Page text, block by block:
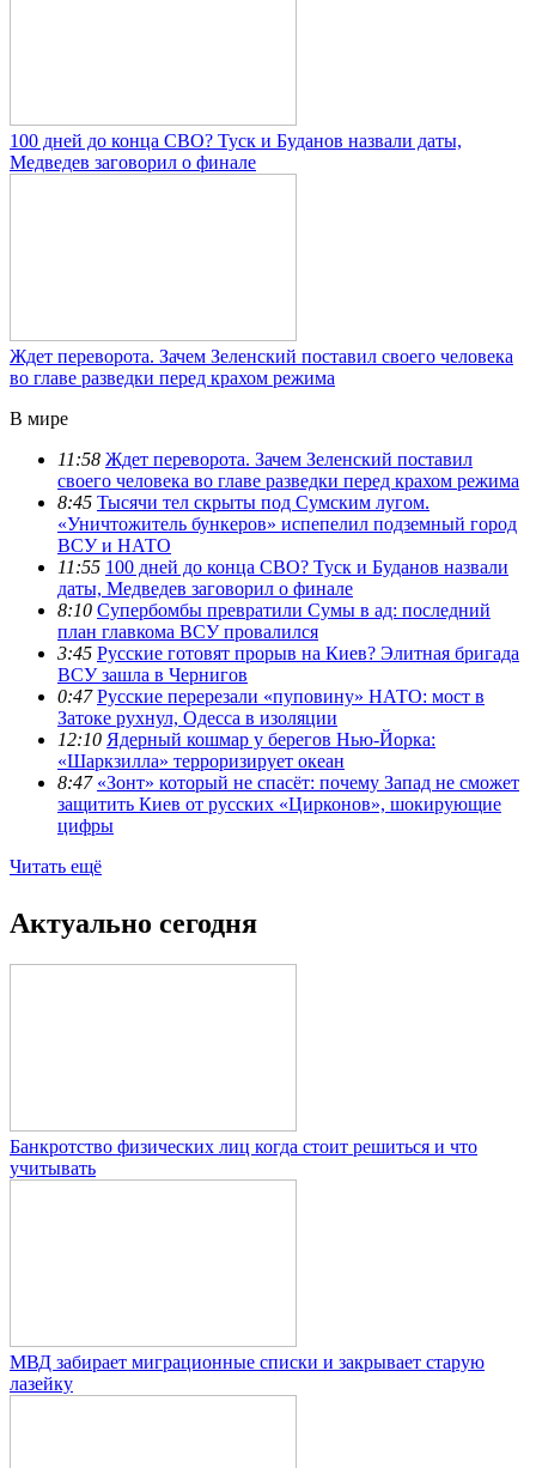
100 дней до конца СВО? Туск и Буданов назвали даты,
Медведев заговорил о финале
Ждет переворота. Зачем Зеленский поставил своего человека
во главе разведки перед крахом режима
В мире
11:58 Ждет переворота. Зачем Зеленский поставил
своего человека во главе разведки перед крахом режима
8:45 Тысячи тел скрыты под Сумским лугом.
«Уничтожитель бункеров» испепелил подземный город
ВСУ и НАТО
11:55 100 дней до конца СВО? Туск и Буданов назвали
даты, Медведев заговорил о финале
8:10 Супербомбы превратили Сумы в ад: последний
план главкома ВСУ провалился
3:45 Русские готовят прорыв на Киев? Элитная бригада
ВСУ зашла в Чернигов
0:47 Русские перерезали «пуповину» НАТО: мост в
Затоке рухнул, Одесса в изоляции
12:10 Ядерный кошмар у берегов Нью-Йорка:
«Шаркзилла» терроризирует океан
8:47 «Зонт» который не спасёт: почему Запад не сможет
защитить Киев от русских «Цирконов», шокирующие
цифры
Читать ещё
Актуально сегодня
Банкротство физических лиц когда стоит решиться и что
учитывать
МВД забирает миграционные списки и закрывает старую
лазейку